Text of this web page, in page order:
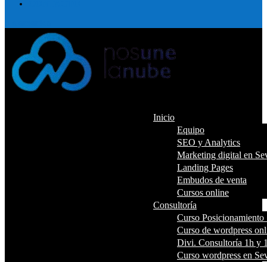
Inicio
Equipo
SEO y Analytics
Marketing digital en
Landing Pages
Embudos de venta
Cursos online
Consultoría
Curso Posicionamiento
Curso de wordpress
Divi. Consultoría 1h y
Curso wordpress en